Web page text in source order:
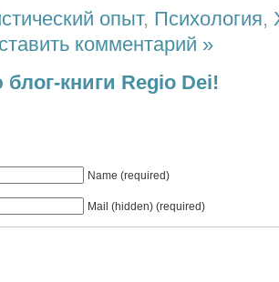
опыт, Психология,
комментарий »
книги Regio Dei!
Name (required)
Mail (hidden) (required)